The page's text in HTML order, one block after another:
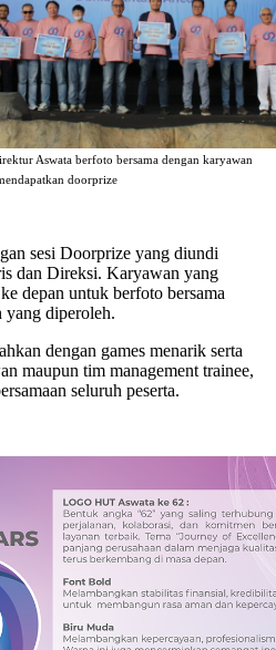
Aswata berfoto bersama dengan karyawan
doorprize
sesi Doorprize yang diundi
dan Direksi. Karyawan yang
depan untuk berfoto bersama
yang diperoleh.
dengan games menarik serta
maupun tim management trainee,
seluruh peserta.